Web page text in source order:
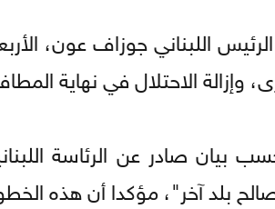
اللبناني جوزاف عون،
وإزالة الاحتلال في نهاية
بيان صادر عن الرئاسة
بلد آخر"، مؤكدا أن هذه